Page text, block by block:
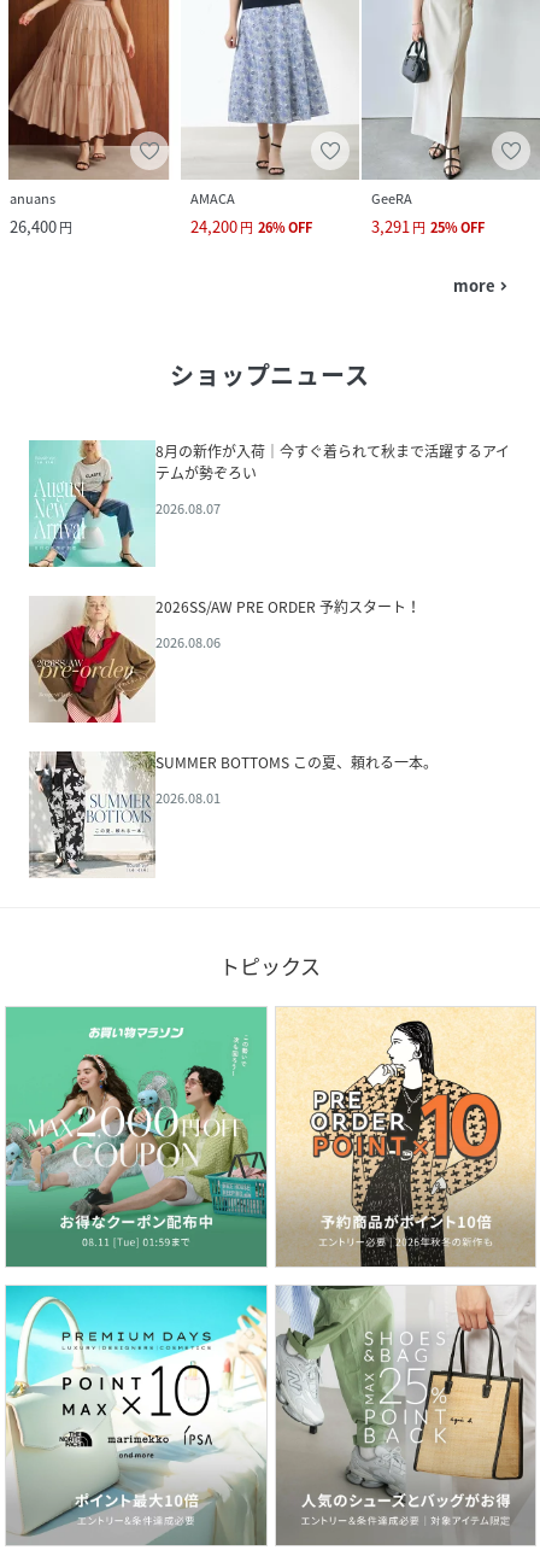
anuans
26,400円
AMACA
24,200円 26%OFF
GeeRA
3,291円 25%OFF
more navigate_next
ショップニュース
8月の新作が入荷｜今すぐ着られて秋まで活躍するアイ
テムが勢ぞろい
2026.08.07
2026SS/AW PRE ORDER 予約スタート！
2026.08.06
SUMMER BOTTOMS この夏、頼れる一本。
2026.08.01
トピックス